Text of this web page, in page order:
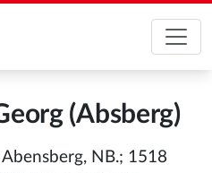
(Absberg)
NB.; 1518